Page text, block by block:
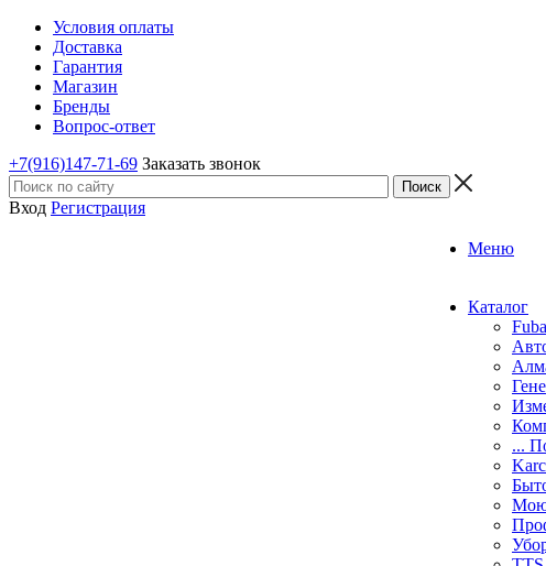
Условия оплаты
Доставка
Гарантия
Магазин
Бренды
Вопрос-ответ
+7(916)147-71-69 Заказать звонок
Вход Регистрация
Меню
Каталог
...